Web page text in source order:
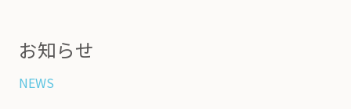
お知らせ
NEWS